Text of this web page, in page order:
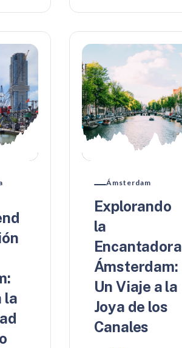
la
Ámsterdam
Explorando
la
Encantadora
Ámsterdam:
Un Viaje a la
Joya de los
Canales